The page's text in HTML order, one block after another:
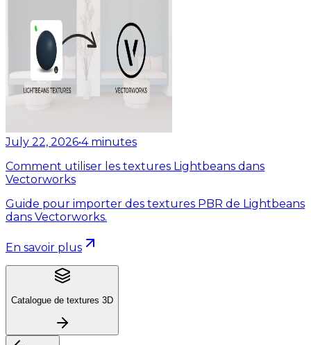
July 22, 2026•4 minutes
Comment utiliser les textures Lightbeans dans
Vectorworks
Guide pour importer des textures PBR de Lightbeans
dans Vectorworks.
En savoir plus
Catalogue de textures 3D